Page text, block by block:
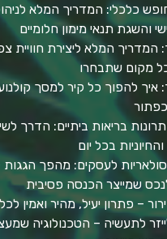
כלכלי: המדריך המלא לניהול
והשגת תנאי מימון חלומיים
המדריך המלא ליצירת חוויית
מקום שתבחרו
איך להפוך כל קיר למסך
בריאות ביתיים: הדרך
בכל יום
לעסקים: מהפך הגגות
שמייצר הכנסה פסיבית
– פתרון יעיל, מהיר ואמין לכל
לתעשיה – הטכנולוגיה